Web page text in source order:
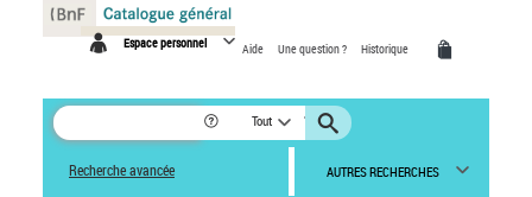
Espace personnel Aide Une question ? Historique
Tout
Recherche avancée AUTRES RECHERCHES
Panneau de gestion des cookies